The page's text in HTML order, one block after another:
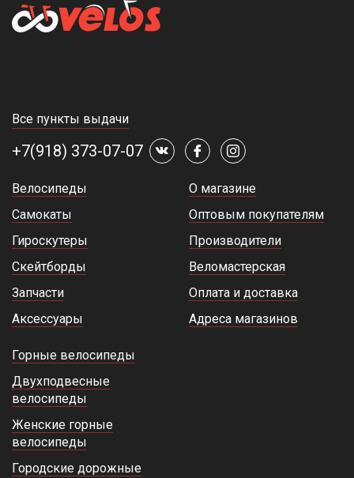
Все пункты выдачи
+7(918) 373-07-07
Велосипеды
Самокаты
Гироскутеры
Скейтборды
Запчасти
Аксессуары
О магазине
Оптовым покупателям
Производители
Веломастерская
Оплата и доставка
Адреса магазинов
Горные велосипеды
Двухподвесные
велосипеды
Женские горные
велосипеды
Городские дорожные